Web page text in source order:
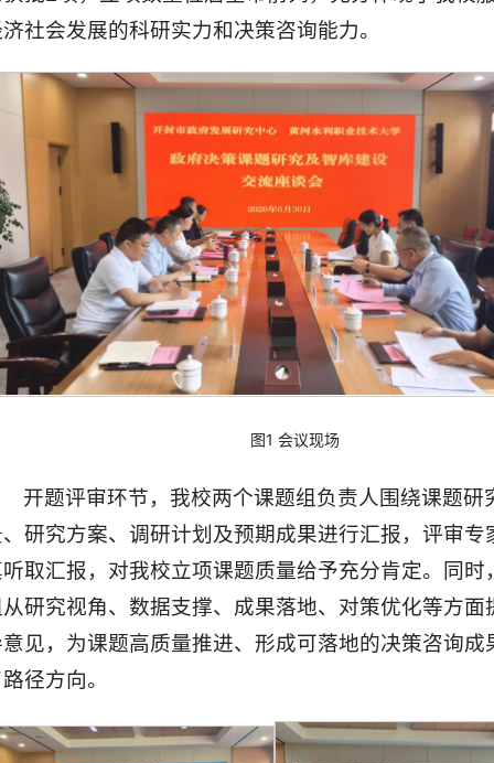
社会发展的科研实力和决策咨询能力。
图1 会议现场
开题评审环节，我校两个课题组负责人围绕课题研
研究方案、调研计划及预期成果进行汇报，评审专
取汇报，对我校立项课题质量给予充分肯定。同时
研究视角、数据支撑、成果落地、对策优化等方面
见，为课题高质量推进、形成可落地的决策咨询成
径方向。